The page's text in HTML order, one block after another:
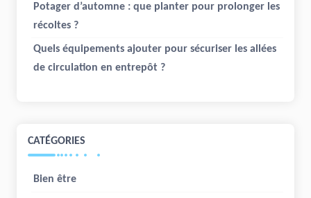
Potager d’automne : que planter pour prolonger les
récoltes ?
Quels équipements ajouter pour sécuriser les allées
de circulation en entrepôt ?
CATÉGORIES
Bien être